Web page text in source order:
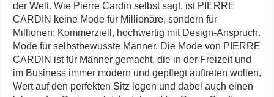
der Welt. Wie Pierre Cardin selbst sagt, ist PIERRE
CARDIN keine Mode für Millionäre, sondern für
Millionen: Kommerziell, hochwertig mit Design-Anspruch.
Mode für selbstbewusste Männer. Die Mode von PIERRE
CARDIN ist für Männer gemacht, die in der Freizeit und
im Business immer modern und gepflegt auftreten wollen,
Wert auf den perfekten Sitz legen und dabei auch einen